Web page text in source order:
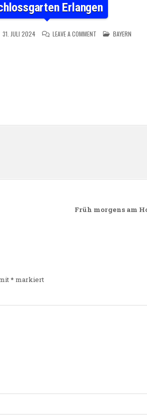
Erlangen
31. JULI 2024 LEAVE A COMMENT ON SCHLOSSGARTEN
POSTED IN
BAYERN
Früh morgens am
* markiert